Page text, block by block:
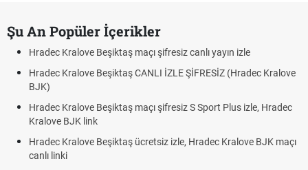
Şu An Popüler İçerikler
Hradec Kralove Beşiktaş maçı şifresiz canlı yayın izle
Hradec Kralove Beşiktaş CANLI İZLE ŞİFRESİZ (Hradec Kralove
BJK)
Hradec Kralove Beşiktaş maçı şifresiz S Sport Plus izle, Hradec
Kralove BJK link
Hradec Kralove Beşiktaş ücretsiz izle, Hradec Kralove BJK maçı
canlı linki